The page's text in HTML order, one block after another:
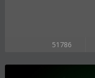
51786